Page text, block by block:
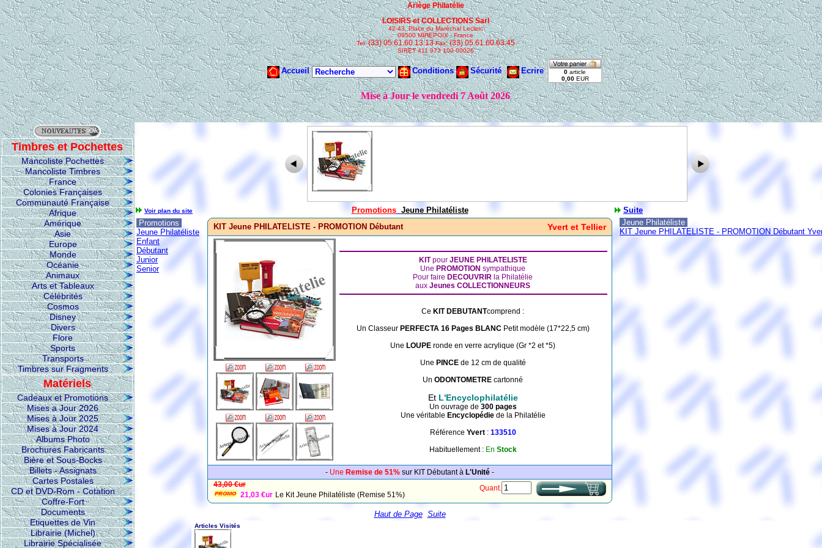
Timbres et Pochettes
Mancoliste Pochettes
Mancoliste Timbres
France
Colonies Françaises
Communauté Française
Afrique
Amérique
Asie
Europe
Monde
Océanie
Animaux
Arts et Tableaux
Célébrités
Cosmos
Disney
Divers
Flore
Sports
Transports
Timbres sur Fragments
Matériels
Cadeaux et Promotions
Mises a Jour 2026
Mises à Jour 2025
Mises à Jour 2024
Albums Photo
Brochures Fabricants
Bière et Sous-Bocks
Billets - Assignats
Cartes Postales
CD et DVD-Rom - Cotation
Coffre-Fort
Documents
Etiquettes de Vin
Librairie (Michel)
Librairie Spécialisée
Voir plan du site Promotions Jeune Philatéliste
Suite
Promotions
Jeune Philatéliste
Enfant
Débutant
Junior
Senior
KIT Jeune PHILATELISTE - PROMOTION Débutant Yvert et Tellier
KITpourJEUNE PHILATELISTE
Une PROMOTION sympathique
Pour faire DECOUVRIR la Philatélie
aux Jeunes COLLECTIONNEURS
Ce KIT DEBUTANTcomprend :
Un ClasseurPERFECTA 16 Pages BLANC Petit modèle (17*22,5 cm)
Une LOUPE ronde en verre acrylique (Gr *2 et *5)
Une PINCE de 12 cm de qualité
Un ODONTOMETRE cartonné
EtL'Encyclophilatélie
Un ouvrage de 300 pages
Une véritable Encyclopédie de la Philatélie
Référence Yvert :133510
Habituellement :En Stock
- Une Remise de 51% sur KIT Débutant à L'Unité -
43,00 €ur
21,03 €ur Le Kit Jeune Philatéliste (Remise 51%)
Quant.
Jeune Philatéliste
KIT Jeune PHILATELISTE - PROMOTION Débutant
Haut de Page Suite